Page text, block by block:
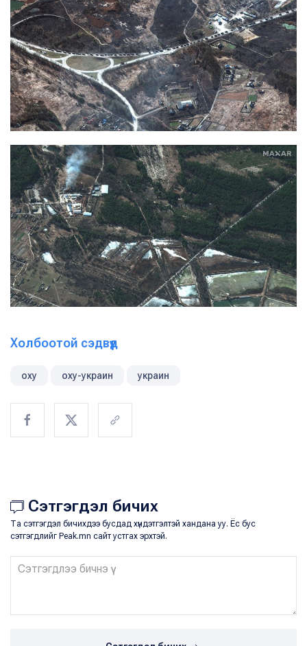
Холбоотой сэдвүүд
оху оху-украин украин
Сэтгэгдэл бичих
Та сэтгэгдэл бичихдээ бусдад хүндэтгэлтэй хандана уу. Ёс бус
сэтгэгдлийг Peak.mn сайт устгах эрхтэй.